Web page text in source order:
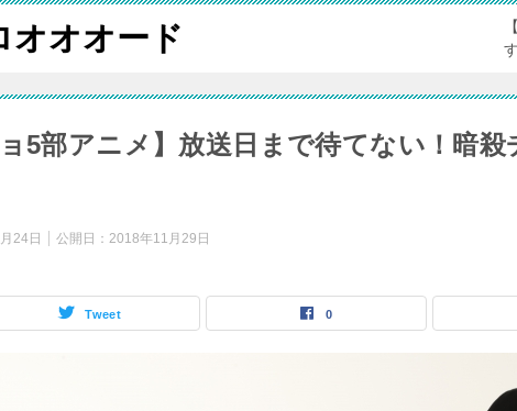
オオオード
ョ5部アニメ】放送日まで待てない！暗
24日 公開日： 2018年11月29日
Tweet 0